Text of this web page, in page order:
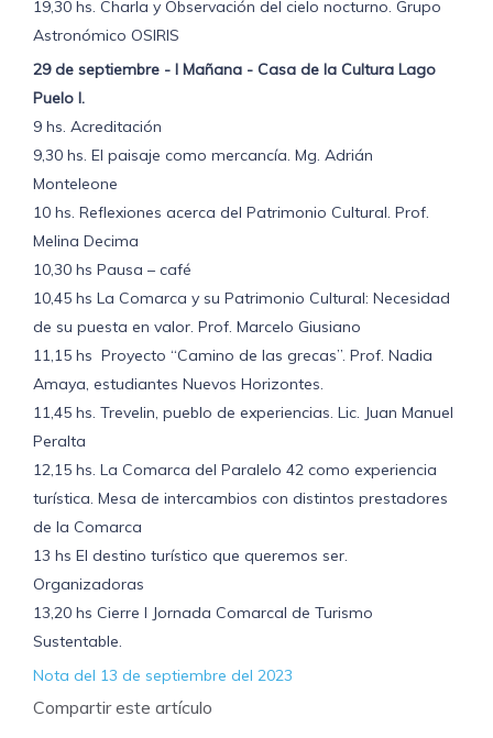
19,30 hs. Charla y Observación del cielo nocturno. Grupo
Astronómico OSIRIS
29 de septiembre - I Mañana - Casa de la Cultura Lago
Puelo I.
9 hs. Acreditación
9,30 hs. El paisaje como mercancía. Mg. Adrián
Monteleone
10 hs. Reflexiones acerca del Patrimonio Cultural. Prof.
Melina Decima
10,30 hs Pausa – café
10,45 hs La Comarca y su Patrimonio Cultural: Necesidad
de su puesta en valor. Prof. Marcelo Giusiano
11,15 hs Proyecto “Camino de las grecas”. Prof. Nadia
Amaya, estudiantes Nuevos Horizontes.
11,45 hs. Trevelin, pueblo de experiencias. Lic. Juan Manuel
Peralta
12,15 hs. La Comarca del Paralelo 42 como experiencia
turística. Mesa de intercambios con distintos prestadores
de la Comarca
13 hs El destino turístico que queremos ser.
Organizadoras
13,20 hs Cierre I Jornada Comarcal de Turismo
Sustentable.
Nota del 13 de septiembre del 2023
Compartir este artículo